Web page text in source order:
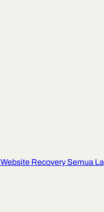
Website Recovery Semua